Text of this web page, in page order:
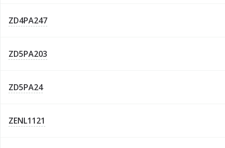
ZD4PA247
ZD5PA203
ZD5PA24
ZENL1121